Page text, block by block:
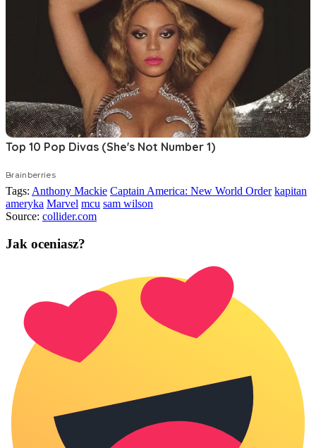
Tags: Anthony Mackie Captain America: New World Order kapitan
ameryka Marvel mcu sam wilson
Source: collider.com
Jak oceniasz?